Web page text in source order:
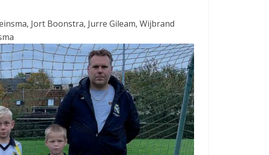
Jort Boonstra, Jurre Gileam, Wijbrand